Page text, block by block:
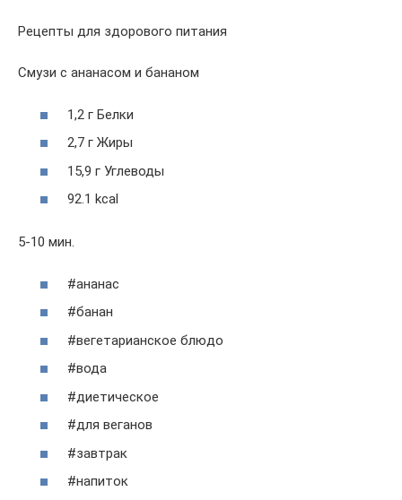
Рецепты для здорового питания
Смузи с ананасом и бананом
1,2 г Белки
2,7 г Жиры
15,9 г Углеводы
92.1 kcal
5-10 мин.
#ананас
#банан
#вегетарианское блюдо
#вода
#диетическое
#для веганов
#завтрак
#напиток